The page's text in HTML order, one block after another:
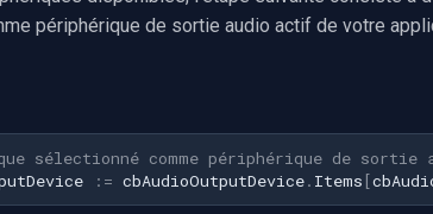
périphérique de sortie audio actif de votre
sélectionné comme périphérique de sortie
:= cbAudioOutputDevice. Items [